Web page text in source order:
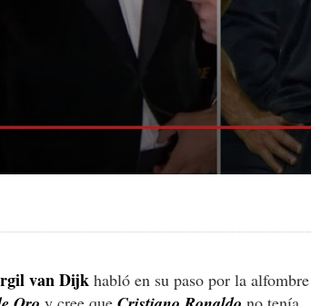
van Dijk habló en su paso por la alfombre